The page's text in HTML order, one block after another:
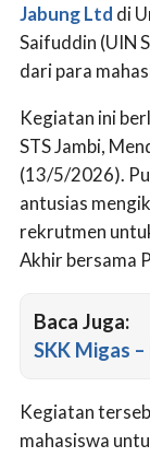
Jabung Ltd di
Saifuddin (UIN
dari para
Kegiatan ini
STS Jambi,
(13/5/2026).
antusias
rekrutmen
Akhir bersama
Baca Juga:
SKK Migas
Kegiatan
mahasiswa